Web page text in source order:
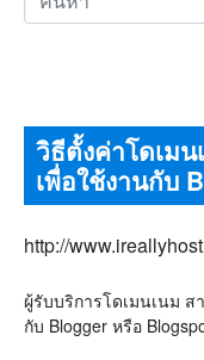
วิธีตั้งค่าโดเม
เพื่อใช้งานกับ
http://
ผู้รับบริการโดเมนเนม
กับ Blogger หรือ